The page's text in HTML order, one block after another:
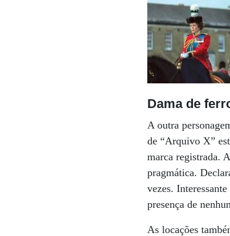
Dama de
A outra
de “Arquivo X”
marca registrada.
pragmática.
vezes.
presença de
As locações